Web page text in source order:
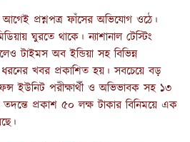
প্রশ্নপত্র ফাঁসের অভিযোগ ওঠে।
ঘুরতে থাকে। ন্যাশানাল টেস্টিং
টাইমস অব ইন্ডিয়া সহ বিভিন্ন
খবর প্রকাশিত হয়। সবচেয়ে বড়
ইউনিট পরীক্ষার্থী ও অভিভাবক সহ ১৩
তদন্তে প্রকাশ ৫০ লক্ষ টাকার বিনিময়ে এক